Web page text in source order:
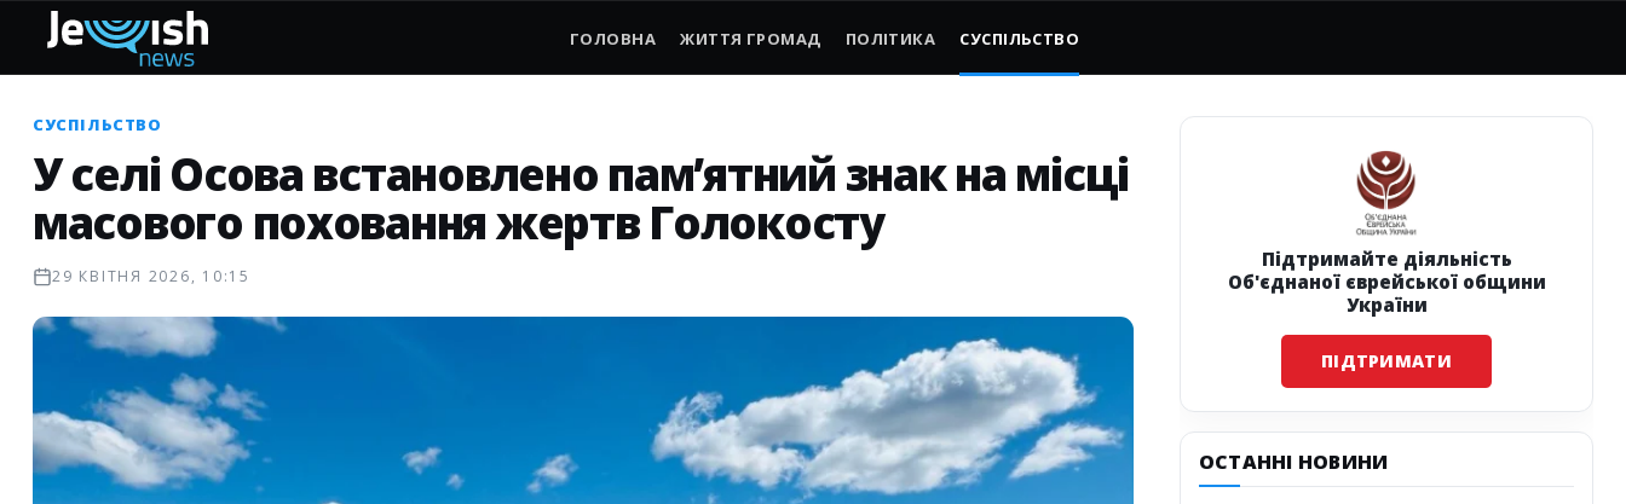
ГОЛОВНА ЖИТТЯ ГРОМАД ПОЛІТИКА СУСПІЛЬСТВО
СУСПІЛЬСТВО
У селі Осова встановлено пам’ятний знак на місці
масового поховання жертв Голокосту
29 КВІТНЯ 2026, 10:15
Підтримайте діяльність
Об'єднаної єврейської общини
України
ПІДТРИМАТИ
ОСТАННІ НОВИНИ